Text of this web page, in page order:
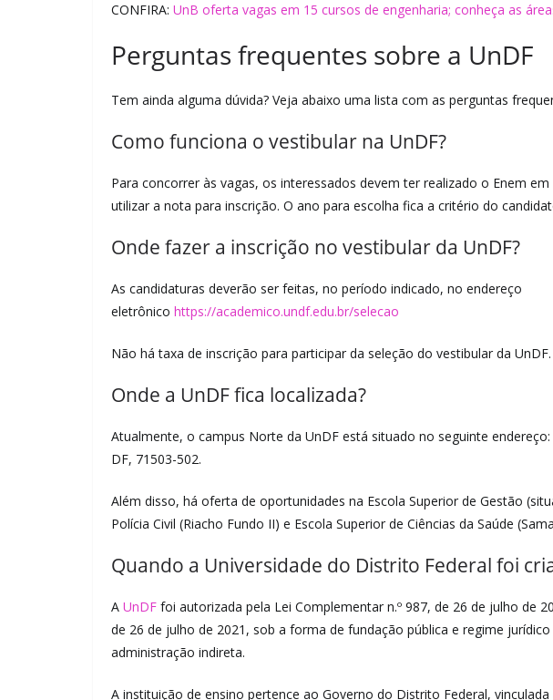
CONFIRA: UnB oferta vagas em 15 cursos de engenharia; conheça as
Perguntas frequentes sobre a UnDF
Tem ainda alguma dúvida? Veja abaixo uma lista com as perguntas
Como funciona o vestibular na UnDF?
Para concorrer às vagas, os interessados devem ter realizado o Enem
utilizar a nota para inscrição. O ano para escolha fica a critério do
Onde fazer a inscrição no vestibular da UnDF?
As candidaturas deverão ser feitas, no período indicado, no endereço
eletrônico https://academico.undf.edu.br/selecao
Não há taxa de inscrição para participar da seleção do vestibular da UnDF.
Onde a UnDF fica localizada?
Atualmente, o campus Norte da UnDF está situado no seguinte
DF, 71503-502.
Além disso, há oferta de oportunidades na Escola Superior de Gestão
Polícia Civil (Riacho Fundo II) e Escola Superior de Ciências da Saúde
Quando a Universidade do Distrito Federal foi
A UnDF foi autorizada pela Lei Complementar n.º 987, de 26 de julho de
de 26 de julho de 2021, sob a forma de fundação pública e regime
administração indireta.
A instituição de ensino pertence ao Governo do Distrito Federal,